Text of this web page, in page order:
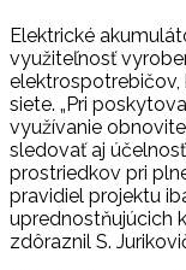
Elektrické
využiteľnosť
elektrospotrebičov,
siete. „Pri
využívanie
sledovať aj
prostriedkov pri
pravidiel projektu
uprednostňujúcich
zdôraznil S.